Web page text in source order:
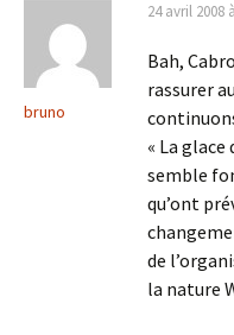
bruno
24 avril 2008
Bah,
rassurer
« La glace
semble
qu’ont
de
la nature